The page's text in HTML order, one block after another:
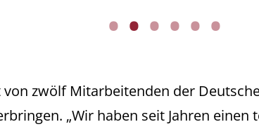
• • • • • •
zwölf Mitarbeitenden der
„Wir haben seit Jahren